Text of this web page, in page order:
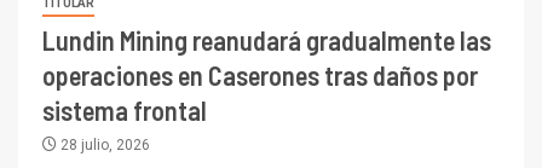
Lundin Mining reanudará gradualmente las
operaciones en Caserones tras daños por
sistema frontal
28 julio, 2026